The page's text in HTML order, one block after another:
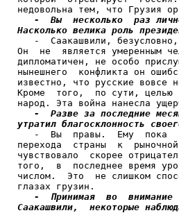
недовольна тем, что Грузия
-  Вы  несколько  раз
Насколько велика роль
-  Саакашвили, безусловно,
Он  не  является умеренным
дипломатичен, не особо
нынешнего  конфликта он
известно, что русские вовсе
Кроме  того,  по сути, целью
народ. Эта война нанесла
-  Разве за последние
утратил благосклонность
-  Вы  правы.  Ему  пока
перехода  страны  к
чувствовало  скорее
того,  в  последнее время
числом.  Это  не слишком
глазах грузин.
-  Принимая  во  внимание
Саакашвили,  некоторые